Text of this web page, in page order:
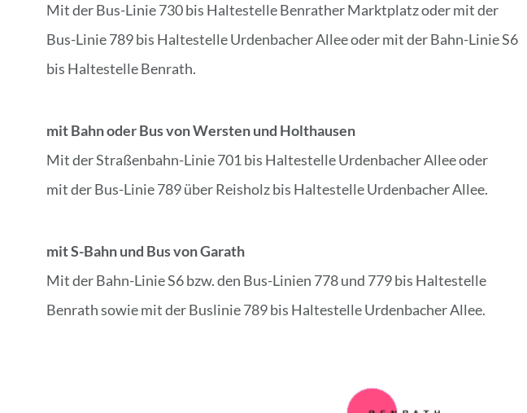
Mit der Bus-Linie 730 bis Haltestelle Benrather Marktplatz oder mit der
Bus-Linie 789 bis Haltestelle Urdenbacher Allee oder mit der Bahn-Linie S6
bis Haltestelle Benrath.
mit Bahn oder Bus von Wersten und Holthausen
Mit der Straßenbahn-Linie 701 bis Haltestelle Urdenbacher Allee oder
mit der Bus-Linie 789 über Reisholz bis Haltestelle Urdenbacher Allee.
mit S-Bahn und Bus von Garath
Mit der Bahn-Linie S6 bzw. den Bus-Linien 778 und 779 bis Haltestelle
Benrath sowie mit der Buslinie 789 bis Haltestelle Urdenbacher Allee.